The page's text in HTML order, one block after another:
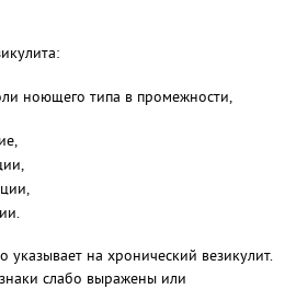
ноющего типа в промежности,
указывает на хронический везикулит.
слабо выражены или